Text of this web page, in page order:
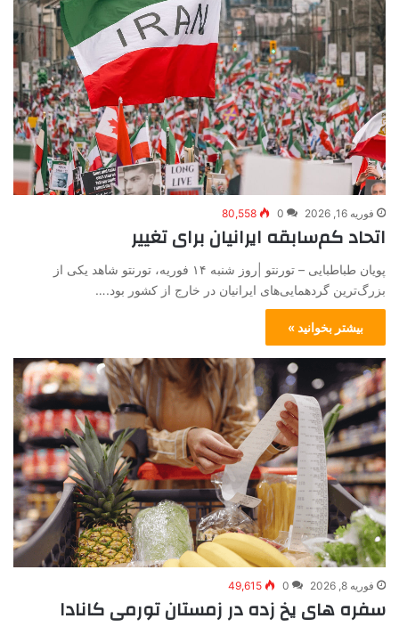
فوریه 16, 2026 0
80,558
اتحاد کم‌سابقه ایرانیان برای تغییر
پویان طباطبایی – تورنتو |روز شنبه ۱۴ فوریه، تورنتو شاهد یکی از
بزرگ‌ترین گردهمایی‌های ایرانیان در خارج از کشور بود.…
بیشتر بخوانید »
فوریه 8, 2026 0
49,615
سفره های یخ زده در زمستان تورمی کانادا